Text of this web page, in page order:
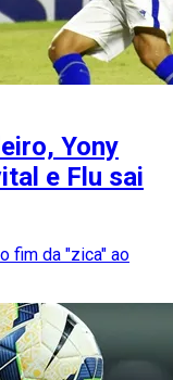
Yony
e Flu sai
fim da "zica" ao